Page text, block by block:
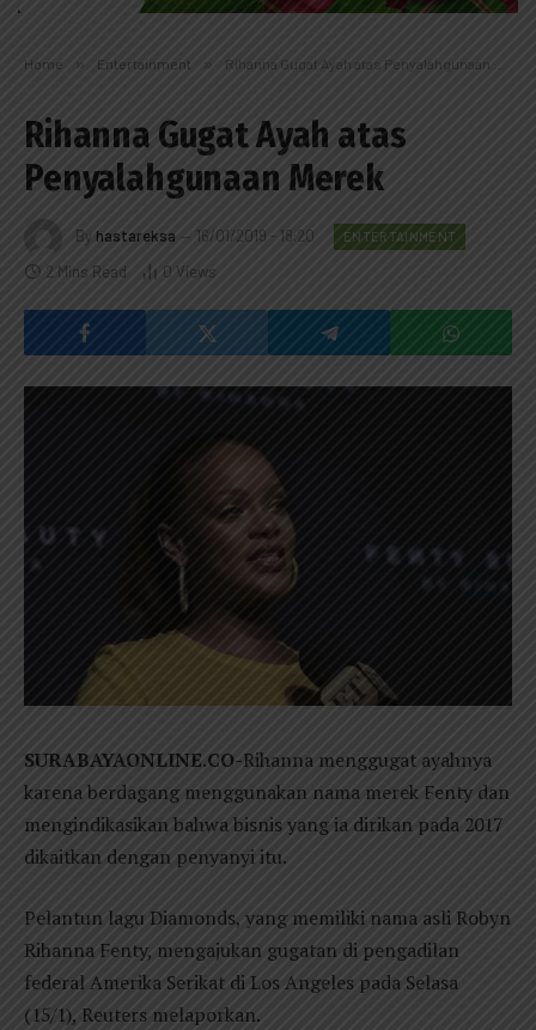
Home » Entertainment » Rihanna Gugat Ayah atas Penyalahgunaan Merek
Rihanna Gugat Ayah atas
Penyalahgunaan Merek
By hastareksa 16/01/2019 - 18:20 ENTERTAINMENT
2 Mins Read 0 Views
SURABAYAONLINE.CO-Rihanna menggugat ayahnya
karena berdagang menggunakan nama merek Fenty dan
mengindikasikan bahwa bisnis yang ia dirikan pada 2017
dikaitkan dengan penyanyi itu.
Pelantun lagu Diamonds, yang memiliki nama asli Robyn
Rihanna Fenty, mengajukan gugatan di pengadilan
federal Amerika Serikat di Los Angeles pada Selasa
(15/1), Reuters melaporkan.